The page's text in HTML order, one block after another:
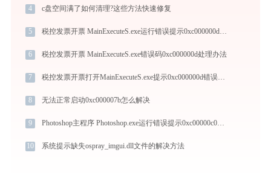
4 c盘空间满了如何清理?这些方法快速修复
5 税控发票开票 MainExecuteS.exe运行错误提示0xc000000d的解决办法
6 税控发票开票 MainExecuteS.exe错误码0xc000000d处理办法
7 税控发票开票打开MainExecuteS.exe提示0xc000000d错误码怎么办
8 无法正常启动0xc000007b怎么解决
9 Photoshop主程序 Photoshop.exe运行错误提示0xc00000c0的解决办法
10 系统提示缺失ospray_imgui.dll文件的解决方法